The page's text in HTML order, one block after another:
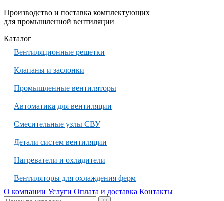
Производство и поставка комплектующих
для промышленной вентиляции
Каталог
Вентиляционные решетки
Клапаны и заслонки
Промышленные вентиляторы
Автоматика для вентиляции
Смесительные узлы СВУ
Детали систем вентиляции
Нагреватели и охладители
Вентиляторы для охлаждения ферм
О компании Услуги Оплата и доставка Контакты